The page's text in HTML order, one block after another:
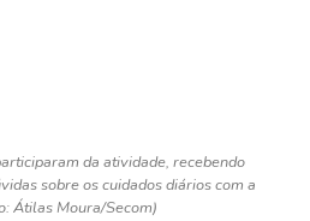
da atividade, recebendo
sobre os cuidados diários com a
Átilas Moura/Secom)